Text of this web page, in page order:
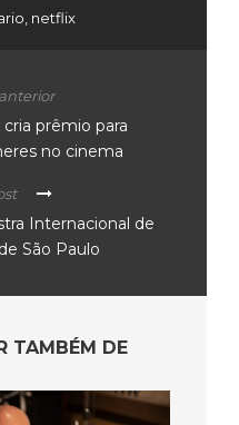
netflix
prêmio para
no cinema
Internacional de
São Paulo
TAMBÉM DE